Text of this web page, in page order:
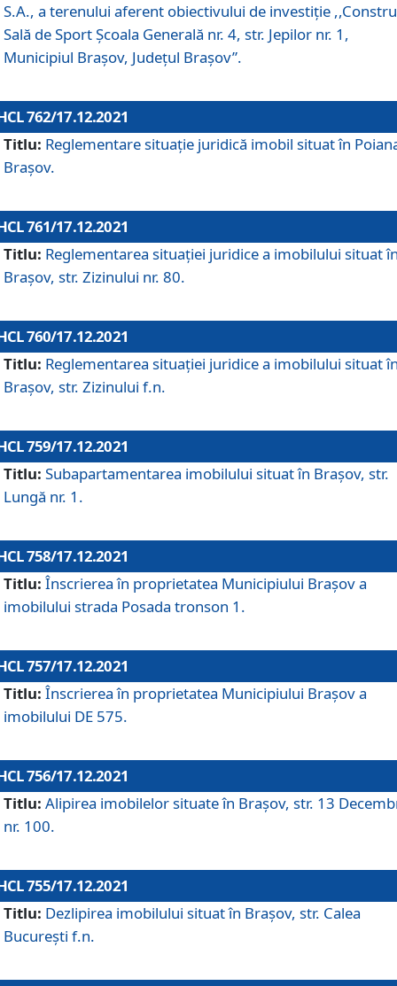
S.A., a terenului aferent obiectivului de investiție
Sală de Sport Școala Generală nr. 4, str. Jepilor nr. 1,
Municipiul Brașov, Județul Brașov”.
762/17.12.2021
Titlu: Reglementare situație juridică imobil situat în
Brașov.
761/17.12.2021
Titlu: Reglementarea situației juridice a imobilului situat
Brașov, str. Zizinului nr. 80.
760/17.12.2021
Titlu: Reglementarea situației juridice a imobilului situat
Brașov, str. Zizinului f.n.
759/17.12.2021
Titlu: Subapartamentarea imobilului situat în Brașov, str.
Lungă nr. 1.
758/17.12.2021
Titlu: Înscrierea în proprietatea Municipiului Brașov a
imobilului strada Posada tronson 1.
757/17.12.2021
Titlu: Înscrierea în proprietatea Municipiului Brașov a
imobilului DE 575.
756/17.12.2021
Titlu: Alipirea imobilelor situate în Brașov, str. 13
nr. 100.
755/17.12.2021
Titlu: Dezlipirea imobilului situat în Brașov, str. Calea
București f.n.